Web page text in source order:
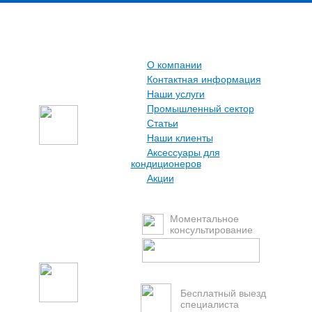
О компании
Контактная информация
Наши услуги
Промышленный сектор
Статьи
Наши клиенты
Аксессуары для
кондиционеров
Акции
Моментальное
консультирование
Бесплатный выезд
специалиста